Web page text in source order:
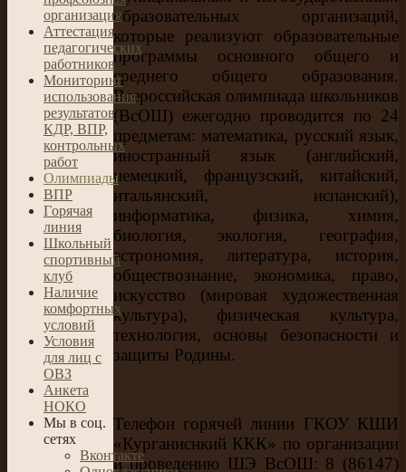
образовательных организаций,
которые реализуют образовательные
программы основного общего и
среднего общего образования.
Всероссийская олимпиада школьников
(ВсОШ) ежегодно проводится по 24
предметам: математика, русский язык,
иностранный язык (английский,
немецкий, французский, китайский,
итальянский, испанский),
информатика, физика, химия,
биология, экология, география,
астрономия, литература, история,
обществознание, экономика, право,
искусство (мировая художественная
культура), физическая культура,
технология, основы безопасности и
защиты Родины.
Телефон горячей линии ГКОУ КШИ
«Курганиснкий ККК» по организации
и проведению ШЭ ВсОШ: 8 (86147)
организация
Аттестация
педагогических
работников
Мониторинг
использования
результатов
КДР, ВПР,
контрольных
работ
Олимпиады
ВПР
Гoрячая
линия
Школьный
спортивный
клуб
Наличие
комфортных
условий
Условия
для лиц с
ОВЗ
Анкета
НОКО
Мы в соц.
сетях
Вконтакте